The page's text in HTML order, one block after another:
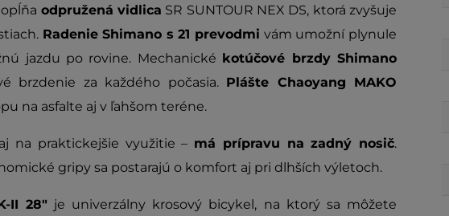
odpružená vidlica SR SUNTOUR NEX DS, ktorá zvyšuje
Radenie Shimano s 21 prevodmi vám umožní plynule
jazdu po rovine. Mechanické kotúčové brzdy Shimano
brzdenie za každého počasia. Plášte Chaoyang MAKO
na asfalte aj v ľahšom teréne.
na praktickejšie využitie – má prípravu na zadný nosič.
gripy sa postarajú o komfort aj pri dlhších výletoch.
II 28" je univerzálny krosový bicykel, na ktorý sa môžete